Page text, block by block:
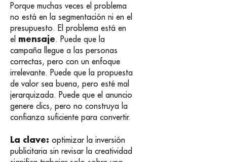
Porque muchas veces el problema
no está en la segmentación ni en el
presupuesto. El problema está en
el mensaje. Puede que la
campaña llegue a las personas
correctas, pero con un enfoque
irrelevante. Puede que la propuesta
de valor sea buena, pero esté mal
jerarquizada. Puede que el anuncio
genere clics, pero no construya la
confianza suficiente para convertir.
La clave: optimizar la inversión
publicitaria sin revisar la creatividad